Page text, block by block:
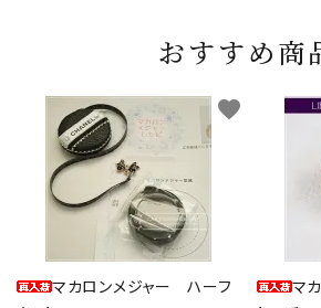
おすすめ商
マカロンメジャー ハーフ
favorite
マ